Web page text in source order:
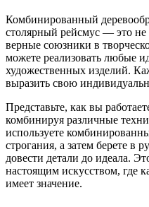
Комбинированный
столярный рейсмус — это
верные союзники в
можете реализовать любые
художественных изделий.
выразить свою
Представьте, как вы
комбинируя различные
используете
строгания, а затем берете в
довести детали до идеала.
настоящим искусством, где
имеет значение.